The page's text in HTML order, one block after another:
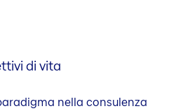
di vita
nella consulenza